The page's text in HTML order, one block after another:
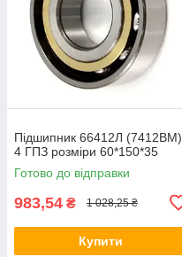
Підшипник 66412Л (7412ВМ)
4 ГПЗ розміри 60*150*35
Готово до відправки
983,54 ₴ 1 028,25 ₴
Купити